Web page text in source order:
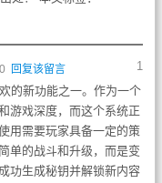
1
回复该留言
的新功能之一。作为一个
游戏深度，而这个系统正
用需要玩家具备一定的策
单的战斗和升级，而是变
功生成秘钥并解锁新内容